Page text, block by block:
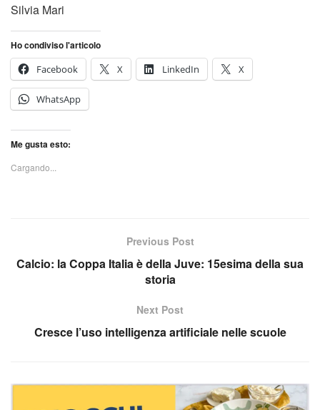
Silvia Mari
Ho condiviso l'articolo
Facebook
X LinkedIn X
WhatsApp
Me gusta esto:
Cargando...
Previous Post
Calcio: la Coppa Italia è della Juve: 15esima della sua
storia
Next Post
Cresce l’uso intelligenza artificiale nelle scuole